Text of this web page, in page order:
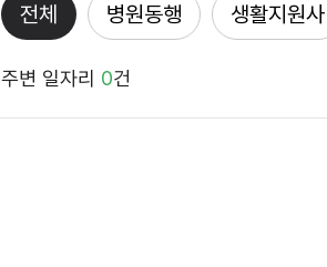
전체 병원동행 생활지원사
주변 일자리 0건